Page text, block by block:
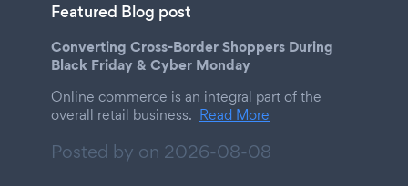
Featured Blog post
Converting Cross-Border Shoppers During
Black Friday & Cyber Monday
Online commerce is an integral part of the
overall retail business. Read More
Posted by on 2026-08-08